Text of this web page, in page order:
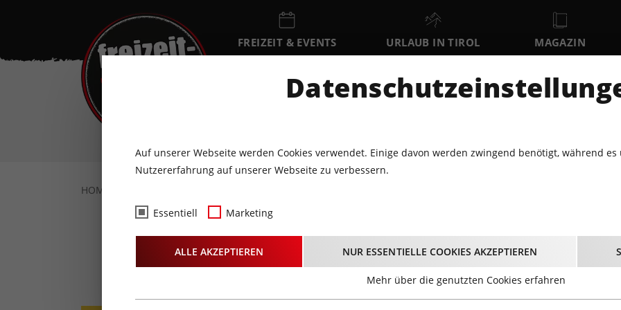
FREIZEIT & EVENTS URLAUB IN TIROL MAGAZIN
EVENTKALENDER
FR SA SO 10
HOME
Frühschoppen zum
05.10.2024 - Beginn 11:00 Uhr
Auf unserer Webseite werden Cookies verwendet. Einige davon werden zwingend benötigt, während
Nutzererfahrung auf unserer Webseite zu verbessern.
Essentiell Marketing
ALLE AKZEPTIEREN NUR ESSENTIELLE COOKIES AKZEPTIEREN
Mehr über die genutzten Cookies erfahren